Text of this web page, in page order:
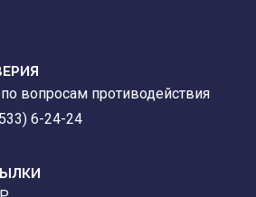
вопросам противодействия
6-24-24